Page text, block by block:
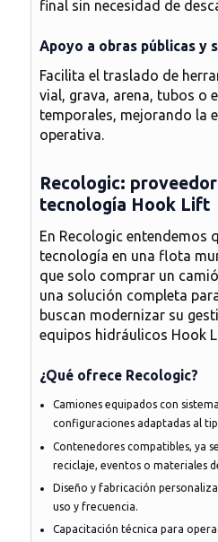
final sin necesidad de
Apoyo a obras públicas y
Facilita el traslado de
vial, grava, arena, tubos o
temporales, mejorando la
operativa.
Recologic:
tecnología Hook Lift
En Recologic entendemos
tecnología en una flota
que solo comprar un
una solución completa
buscan modernizar su
equipos hidráulicos Hook
¿Qué ofrece Recologic?
Camiones equipados con
configuraciones adaptadas al
Contenedores compatibles, ya
reciclaje, eventos o materiales
Diseño y fabricación
uso y frecuencia.
Capacitación técnica para